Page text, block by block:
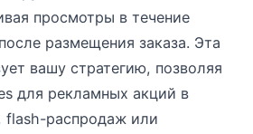
просмотры в течение
размещения заказа. Эта
вашу стратегию, позволяя
для рекламных акций в
flash-распродаж или